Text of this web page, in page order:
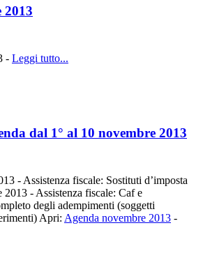
2013
- Leggi tutto...
dal 1° al 10 novembre 2013
- Assistenza fiscale: Sostituti d’imposta
- Assistenza fiscale: Caf e
degli adempimenti (soggetti
Apri: Agenda novembre 2013 -